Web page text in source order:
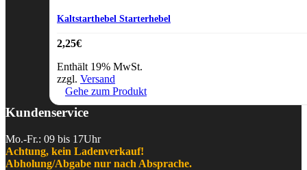
Kaltstarthebel Starterhebel
2,25€
Enthält 19% MwSt.
zzgl. Versand
Gehe zum Produkt
Kundenservice
Mo.-Fr.: 09 bis 17Uhr
Achtung, kein Ladenverkauf!
Abholung/Abgabe nur nach Absprache.